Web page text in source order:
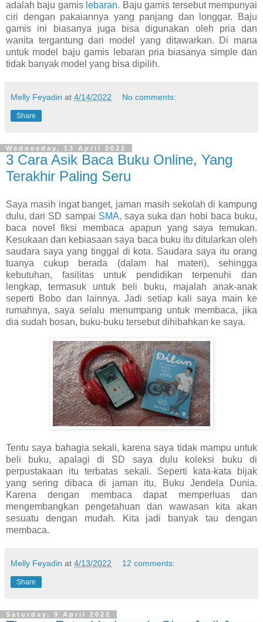
adalah baju gamis lebaran. Baju gamis tersebut mempunyai
ciri dengan pakaiannya yang panjang dan longgar. Baju
gamis ini biasanya juga bisa digunakan oleh pria dan
wanita tergantung dari model yang ditawarkan. Di mana
untuk model baju gamis lebaran pria biasanya simple dan
tidak banyak model yang bisa dipilih.
Melly Feyadin at 4/14/2022 No comments:
Share
Wednesday, 13 April 2022
3 Cara Asik Baca Buku Online, Yang
Terakhir Paling Seru
Saya masih ingat banget, jaman masih sekolah di kampung
dulu, dari SD sampai SMA, saya suka dan hobi baca buku,
baca novel fiksi membaca apapun yang saya temukan.
Kesukaan dan kebiasaan saya baca buku itu ditularkan oleh
saudara saya yang tinggal di kota. Saudara saya itu orang
tuanya cukup berada (dalam hal materi), sehingga
kebutuhan, fasilitas untuk pendidikan terpenuhi dan
lengkap, termasuk untuk beli buku, majalah anak-anak
seperti Bobo dan lainnya. Jadi setiap kali saya main ke
rumahnya, saya selalu menumpang untuk membaca, jika
dia sudah bosan, buku-buku tersebut dihibahkan ke saya.
Tentu saya bahagia sekali, karena saya tidak mampu untuk
beli buku, apalagi di SD saya dulu koleksi buku di
perpustakaan itu terbatas sekali. Seperti kata-kata bijak
yang sering dibaca di jaman itu, Buku Jendela Dunia.
Karena dengan membaca dapat memperluas dan
mengembangkan pengetahuan dan wawasan kita akan
sesuatu dengan mudah. Kita jadi banyak tau dengan
membaca.
Melly Feyadin at 4/13/2022 12 comments:
Share
Saturday, 9 April 2022